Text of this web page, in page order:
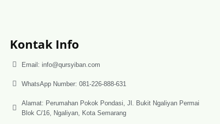
Kontak Info
Email: info@qursyiban.com
WhatsApp Number: 081-226-888-631
Alamat: Perumahan Pokok Pondasi, Jl. Bukit Ngaliyan Permai
Blok C/16, Ngaliyan, Kota Semarang